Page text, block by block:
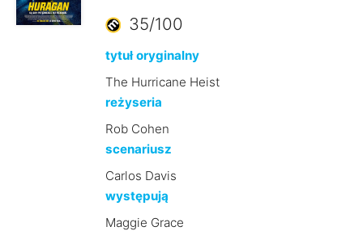
35/100
tytuł oryginalny
The Hurricane Heist
reżyseria
Rob Cohen
scenariusz
Carlos Davis
występują
Maggie Grace